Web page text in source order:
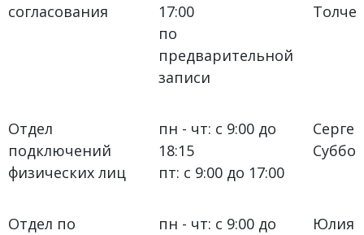
согласования
17:00
по
предварительной
записи
Отдел
подключений
физических лиц
пн - чт: с 9:00 до
18:15
пт: с 9:00 до 17:00
Отдел по
пн - чт: с 9:00 до
Юлия